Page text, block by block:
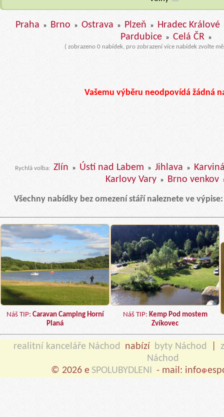
Praha » Brno » Ostrava » Plzeň » Hradec Králové
Pardubice » Celá ČR »
( zobrazeno 0 nabídek, pro zobrazení více nabídek zvolte
Vašemu výběru neodpovídá žádná
Rychlá volba: Zlín » Ústí nad Labem » Jihlava »
Karlovy Vary » Brno venkov
Všechny nabídky bez omezení stáří naleznete ve
Náš TIP: Caravan Camping Horní
Planá
Náš TIP: Kemp Pod mostem
Zvíkovec
realitní kanceláře Náchod nabízí byty Náchod
Náchod
© 2026 e SPOLUBYDLENI - mail: info